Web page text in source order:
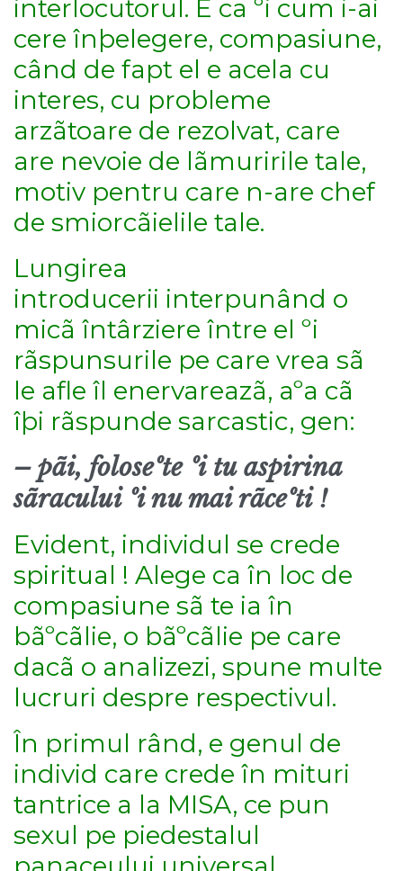
interlocutorul. E ca ºi cum i-ai
cere înþelegere, compasiune,
când de fapt el e acela cu
interes, cu probleme
arzãtoare de rezolvat, care
are nevoie de lãmuririle tale,
motiv pentru care n-are chef
de smiorcãielile tale.
Lungirea
introducerii interpunând o
micã întârziere între el ºi
rãspunsurile pe care vrea sã
le afle îl enervareazã, aºa cã
îþi rãspunde sarcastic, gen:
– pãi, foloseºte ºi tu aspirina
sãracului ºi nu mai rãceºti !
Evident, individul se crede
spiritual ! Alege ca în loc de
compasiune sã te ia în
bãºcãlie, o bãºcãlie pe care
dacã o analizezi, spune multe
lucruri despre respectivul.
În primul rând, e genul de
individ care crede în mituri
tantrice a la MISA, ce pun
sexul pe piedestalul